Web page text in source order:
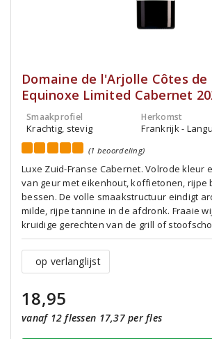
Domaine de l'Arjolle Côtes de
Equinoxe Limited Cabernet
Smaakprofiel
Krachtig, stevig
Herkomst
Frankrijk -
(1 beoordeling)
Luxe Zuid-Franse Cabernet. Volrode kleur
van geur met eikenhout, koffietonen, rijpe
bessen. De volle smaakstructuur eindigt
milde, rijpe tannine in de afdronk. Fraaie
kruidige gerechten van de grill of
op verlanglijst
18,95
vanaf 12 flessen 17,37 per fles